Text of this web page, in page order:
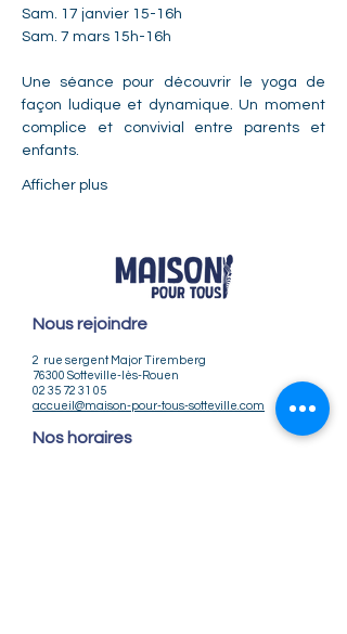
Sam. 17 janvier 15-16h
Sam. 7 mars 15h-16h
Une séance pour découvrir le yoga de
façon ludique et dynamique. Un moment
complice et convivial entre parents et
enfants.
Afficher plus
Nous rejoindre
2 rue sergent Major Tiremberg
76300 Sotteville-lès-Rouen
02 35 72 31 05
accueil@maison-pour-tous-sotteville.com
Nos horaires